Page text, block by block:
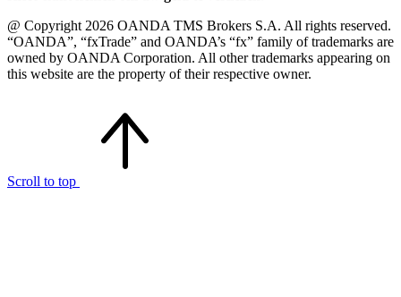
@ Copyright 2026 OANDA TMS Brokers S.A. All rights reserved.
“OANDA”, “fxTrade” and OANDA’s “fx” family of trademarks are
owned by OANDA Corporation. All other trademarks appearing on
this website are the property of their respective owner.
Scroll to top